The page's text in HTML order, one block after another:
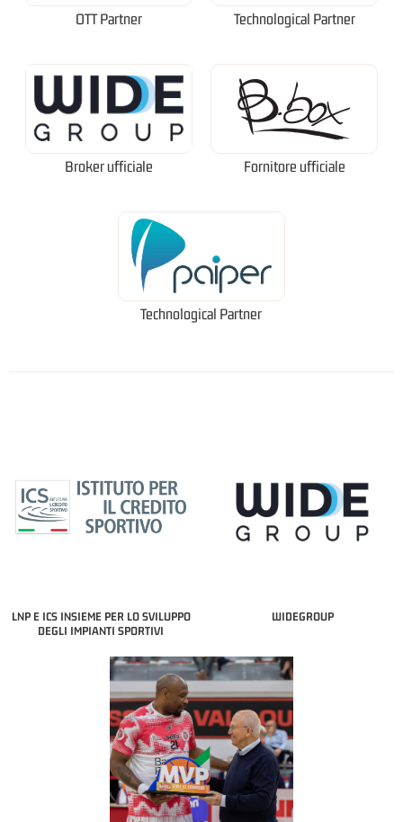
OTT Partner Technological Partner
Broker ufficiale Fornitore ufficiale
Technological Partner
LNP E ICS INSIEME PER LO SVILUPPO
DEGLI IMPIANTI SPORTIVI
WIDEGROUP